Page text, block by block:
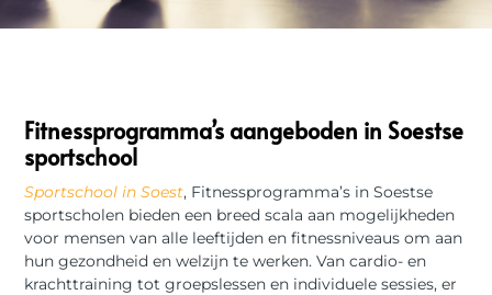
Fitnessprogramma’s aangeboden in Soestse
sportschool
Sportschool in Soest, Fitnessprogramma’s in Soestse
sportscholen bieden een breed scala aan mogelijkheden
voor mensen van alle leeftijden en fitnessniveaus om aan
hun gezondheid en welzijn te werken. Van cardio- en
krachttraining tot groepslessen en individuele sessies, er